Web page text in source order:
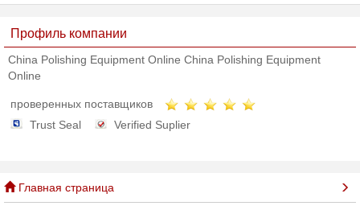
Профиль компании
China Polishing Equipment Online China Polishing Equipment
Online
проверенных поставщиков
Trust Seal
Verified Suplier
Главная страница